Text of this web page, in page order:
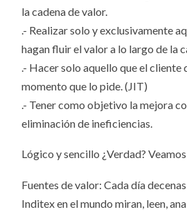
la cadena de valor.
.- Realizar solo y exclusivamente
hagan fluir el valor a lo largo de la
.- Hacer solo aquello que el cliente
momento que lo pide. (JIT)
.- Tener como objetivo la mejora
eliminación de ineficiencias.
Lógico y sencillo ¿Verdad?
Fuentes de valor: Cada día
Inditex en el mundo miran, leen,